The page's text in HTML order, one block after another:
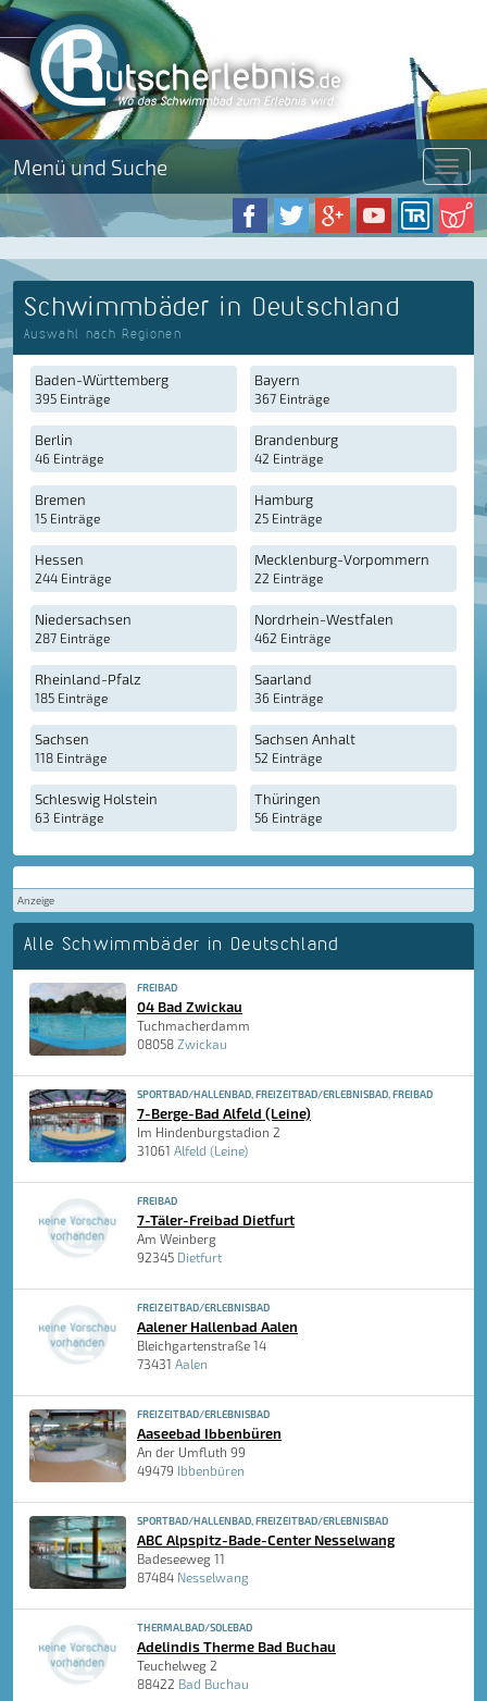
Menü und Suche Menü
Schwimmbäder in Deutschland
Auswahl nach Regionen
Baden-Württemberg
395 Einträge
Bayern
367 Einträge
Berlin
46 Einträge
Brandenburg
42 Einträge
Bremen
15 Einträge
Hamburg
25 Einträge
Hessen
244 Einträge
Mecklenburg-Vorpommern
22 Einträge
Niedersachsen
287 Einträge
Nordrhein-Westfalen
462 Einträge
Rheinland-Pfalz
185 Einträge
Saarland
36 Einträge
Sachsen
118 Einträge
Sachsen Anhalt
52 Einträge
Schleswig Holstein
63 Einträge
Thüringen
56 Einträge
Anzeige
Alle Schwimmbäder in Deutschland
FREIBAD
04 Bad Zwickau
Tuchmacherdamm
08058 Zwickau
SPORTBAD/HALLENBAD, FREIZEITBAD/ERLEBNISBAD, FREIBAD
7-Berge-Bad Alfeld (Leine)
Im Hindenburgstadion 2
31061 Alfeld (Leine)
FREIBAD
7-Täler-Freibad Dietfurt
Am Weinberg
92345 Dietfurt
FREIZEITBAD/ERLEBNISBAD
Aalener Hallenbad Aalen
Bleichgartenstraße 14
73431 Aalen
FREIZEITBAD/ERLEBNISBAD
Aaseebad Ibbenbüren
An der Umfluth 99
49479 Ibbenbüren
SPORTBAD/HALLENBAD, FREIZEITBAD/ERLEBNISBAD
ABC Alpspitz-Bade-Center Nesselwang
Badeseeweg 11
87484 Nesselwang
THERMALBAD/SOLEBAD
Adelindis Therme Bad Buchau
Teuchelweg 2
88422 Bad Buchau